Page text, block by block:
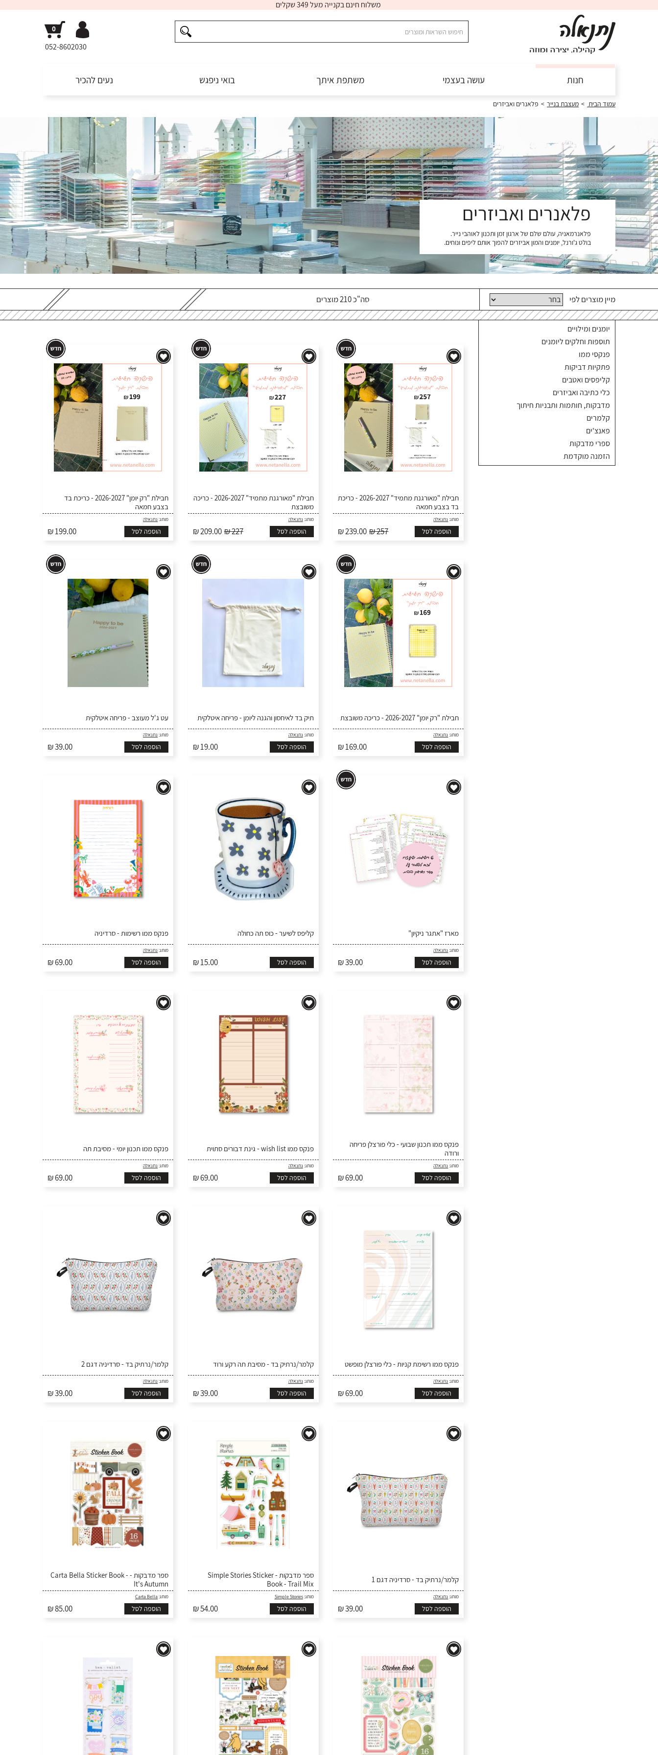
052-8602030
חנות עושה בעצמי משתפת איתך בואי ניפגש נעים להכיר
עמוד הבית > מעצבת בנייר > פלאנרים ואביזרים
פלאנרים ואביזרים
פלאנרמאניה, עולם שלם של ארגון זמן ותכנון לאוהבי נייר.
בולט ג'ורנל, יומנים והמון אביזרים להפוך אותם ליפים ונוחים.
מיין מוצרים לפי סה"כ 210 מוצרים
יומנים ומילויים
תוספות וחלקים ליומנים
פנקסי ממו
פתקיות דביקות
קליפסים ואטבים
כלי כתיבה ואביזרים
מדבקות, חותמות ותבניות חיתוך
קלמרים
פאנצ'ים
ספרי מדבקות
הזמנה מוקדמת
חבילת "מאורגנת מתמיד" 2026-2027 - כריכת
בד בצבע חמאה
מותג: נתנאלה
₪ 257
₪ 239.00 הוספה לסל
חבילת "מאורגנת מתמיד" 2026-2027 - כריכה
משובצת
מותג: נתנאלה
₪ 227
₪ 209.00 הוספה לסל
חבילת "רק יומן" 2026-2027 - כריכת בד
בצבע חמאה
מותג: נתנאלה
₪ 199.00 הוספה לסל
חבילת "רק יומן" 2026-2027 - כריכה משובצת
מותג: נתנאלה
₪ 169.00 הוספה לסל
תיק בד לאיחסון והגנה ליומן - פריחה איטלקית
מותג: נתנאלה
₪ 19.00 הוספה לסל
עט ג'ל מעוצב - פריחה איטלקית
מותג: נתנאלה
₪ 39.00 הוספה לסל
מארז "אתגר ניקיון"
מותג: נתנאלה
₪ 39.00 הוספה לסל
קליפס לשיער - כוס תה כחולה
₪ 15.00 הוספה לסל
פנקס ממו רשימות - סרדיניה
מותג: נתנאלה
₪ 69.00 הוספה לסל
פנקס ממו תכנון שבועי - כלי פורצלן פריחה
ורודה
מותג: נתנאלה
₪ 69.00 הוספה לסל
פנקס ממו wish list - גינת דבורים סתוית
מותג: נתנאלה
₪ 69.00 הוספה לסל
פנקס ממו תכנון יומי - מסיבת תה
מותג: נתנאלה
₪ 69.00 הוספה לסל
פנקס ממו רשימת קניות - כלי פורצלן מופשט
מותג: נתנאלה
₪ 69.00 הוספה לסל
קלמר/נרתיק בד - מסיבת תה רקע ורוד
מותג: נתנאלה
₪ 39.00 הוספה לסל
קלמר/נרתיק בד - סרדיניה דגם 2
מותג: נתנאלה
₪ 39.00 הוספה לסל
קלמר/נרתיק בד - סרדיניה דגם 1
מותג: נתנאלה
₪ 39.00 הוספה לסל
ספר מדבקות - Simple Stories Sticker
Book - Trail Mix
מותג:Simple Stories
₪ 54.00 הוספה לסל
ספר מדבקות - Carta Bella Sticker Book -
It's Autumn
מותג:Carta Bella
₪ 85.00 הוספה לסל